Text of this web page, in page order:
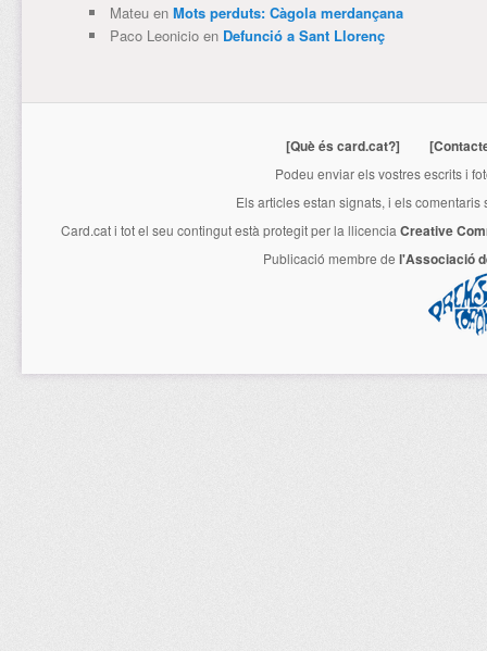
Mateuen Mots perduts: Càgola merdançana
Paco Leonicioen Defunció a Sant Llorenç
[Què és card.cat?]
Podeu enviar els vostres escrits i
Els articles estan signats, i els
Card.cati tot el seu contingut està protegit per la llicencia Creative
Publicació membre de l'Associació